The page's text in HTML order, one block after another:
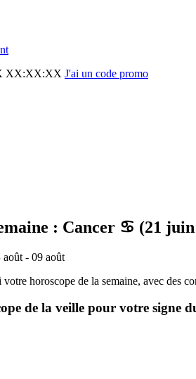
XX:XX:XX J'ai un code promo
: Cancer ♋ (21
- 09 août
horoscope de la semaine, avec des
de la veille pour votre signe